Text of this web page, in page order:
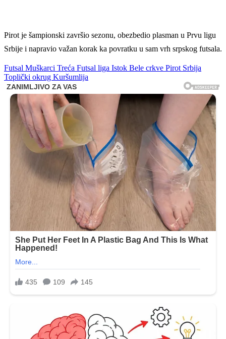
Pirot je šampionski završio sezonu, obezbedio plasman u Prvu ligu
Srbije i napravio važan korak ka povratku u sam vrh srpskog futsala.
Futsal Muškarci Treća Futsal liga Istok Bele crkve Pirot Srbija
Toplički okrug Kuršumlija